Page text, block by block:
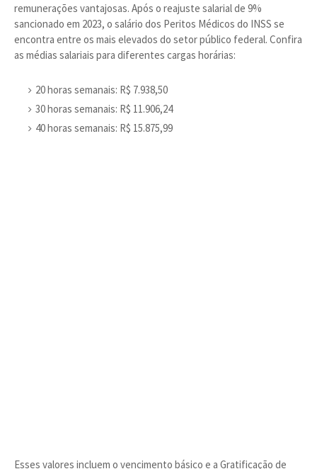
remunerações vantajosas. Após o reajuste salarial de 9%
sancionado em 2023, o salário dos Peritos Médicos do INSS se
encontra entre os mais elevados do setor público federal. Confira
as médias salariais para diferentes cargas horárias:
20 horas semanais: R$ 7.938,50
30 horas semanais: R$ 11.906,24
40 horas semanais: R$ 15.875,99
Esses valores incluem o vencimento básico e a Gratificação de